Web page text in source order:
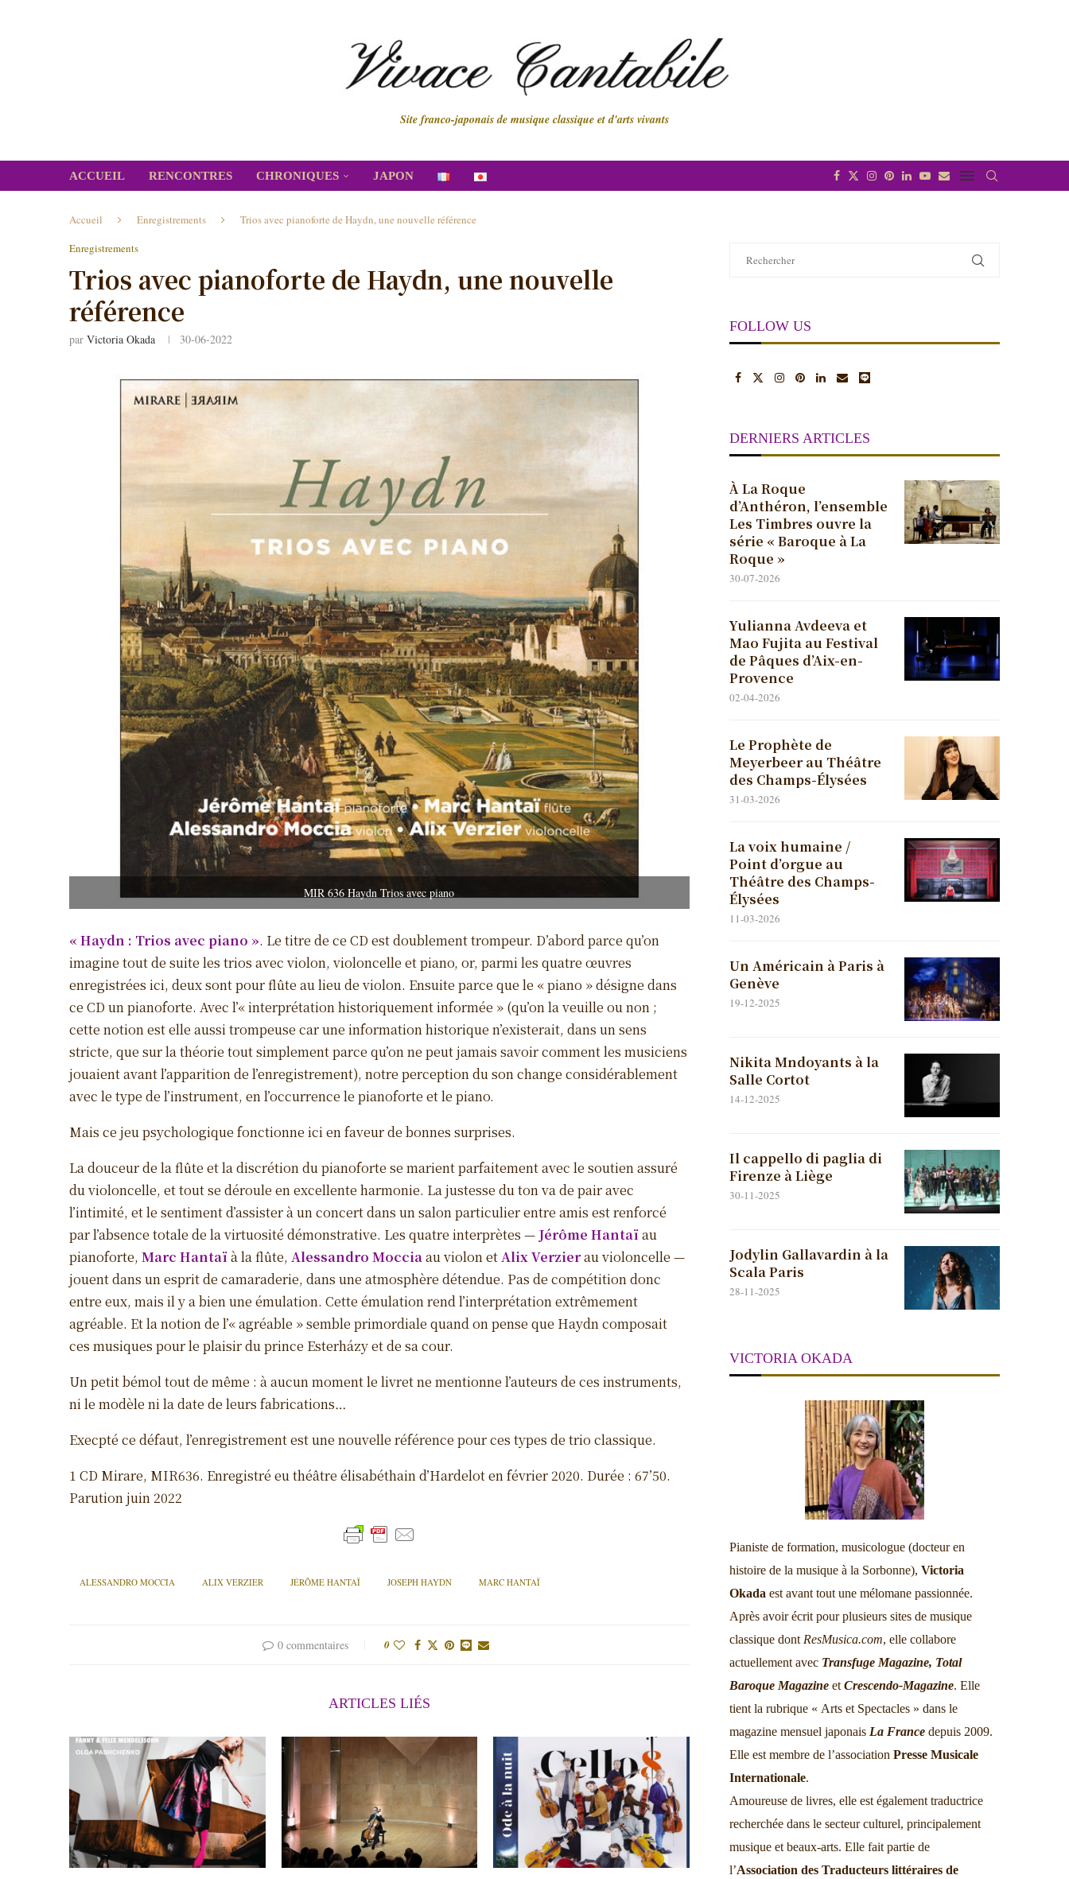
Site franco-japonais de musique classique et d'arts vivants
ACCUEIL RENCONTRES CHRONIQUES JAPON
Accueil Enregistrements
Trios avec pianoforte de Haydn, une nouvelle référence
Enregistrements
Trios avec pianoforte de Haydn, une nouvelle
référence
par Victoria Okada 30-06-2022
MIR 636 Haydn Trios avec piano
« Haydn : Trios avec piano ». Le titre de ce CD est doublement trompeur. D’abord parce qu’on
imagine tout de suite les trios avec violon, violoncelle et piano, or, parmi les quatre œuvres
enregistrées ici, deux sont pour flûte au lieu de violon. Ensuite parce que le « piano » désigne dans
ce CD un pianoforte. Avec l’« interprétation historiquement informée » (qu’on la veuille ou non ;
cette notion est elle aussi trompeuse car une information historique n’existerait, dans un sens
stricte, que sur la théorie tout simplement parce qu’on ne peut jamais savoir comment les musiciens
jouaient avant l’apparition de l’enregistrement), notre perception du son change considérablement
avec le type de l’instrument, en l’occurrence le pianoforte et le piano.
Mais ce jeu psychologique fonctionne ici en faveur de bonnes surprises.
La douceur de la flûte et la discrétion du pianoforte se marient parfaitement avec le soutien assuré
du violoncelle, et tout se déroule en excellente harmonie. La justesse du ton va de pair avec
l’intimité, et le sentiment d’assister à un concert dans un salon particulier entre amis est renforcé
par l’absence totale de la virtuosité démonstrative. Les quatre interprètes — Jérôme Hantaïau
pianoforte, Marc Hantaïà la flûte, Alessandro Mocciaau violon etAlix Verzierau violoncelle —
jouent dans un esprit de camaraderie, dans une atmosphère détendue. Pas de compétition donc
entre eux, mais il y a bien une émulation. Cette émulation rend l’interprétation extrêmement
agréable. Et la notion de l’« agréable » semble primordiale quand on pense que Haydn composait
ces musiques pour le plaisir du prince Esterházy et de sa cour.
Un petit bémol tout de même : à aucun moment le livret ne mentionne l’auteurs de ces instruments,
ni le modèle ni la date de leurs fabrications…
Execpté ce défaut, l’enregistrement est une nouvelle référence pour ces types de trio classique.
1 CD Mirare, MIR636. Enregistré eu théâtre élisabéthain d’Hardelot en février 2020. Durée : 67’50.
Parution juin 2022
ALESSANDRO MOCCIA ALIX VERZIER JÉRÔME HANTAÏ JOSEPH HAYDN MARC HANTAÏ
0 commentaires 0
ARTICLES LIÉS
FOLLOW US
DERNIERS ARTICLES
À La Roque
d’Anthéron, l’ensemble
Les Timbres ouvre la
série « Baroque à La
Roque »
30-07-2026
Yulianna Avdeeva et
Mao Fujita au Festival
de Pâques d’Aix-en-
Provence
02-04-2026
Le Prophète de
Meyerbeer au Théâtre
des Champs-Élysées
31-03-2026
La voix humaine /
Point d’orgue au
Théâtre des Champs-
Élysées
11-03-2026
Un Américain à Paris à
Genève
19-12-2025
Nikita Mndoyants à la
Salle Cortot
14-12-2025
Il cappello di paglia di
Firenze à Liège
30-11-2025
Jodylin Gallavardin à la
Scala Paris
28-11-2025
VICTORIA OKADA
Pianiste de formation, musicologue (docteur en
histoire de la musique à la Sorbonne), Victoria
Okada est avant tout une mélomane passionnée.
Après avoir écrit pour plusieurs sites de musique
classique dont ResMusica.com, elle collabore
actuellement avec Transfuge Magazine, Total
Baroque Magazine et Crescendo-Magazine. Elle
tient la rubrique « Arts et Spectacles » dans le
magazine mensuel japonais La France depuis 2009.
Elle est membre de l’association Presse Musicale
Internationale.
Amoureuse de livres, elle est également traductrice
recherchée dans le secteur culturel, principalement
musique et beaux-arts. Elle fait partie de
l’Association des Traducteurs littéraires de